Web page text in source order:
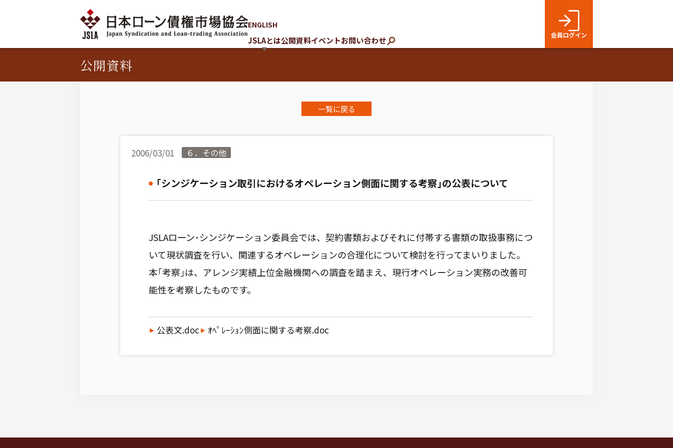
JSLAとは公開資料イベントお問い合わせ
ENGLISH
会員ログイン
公開資料
一覧に戻る
2006/03/01 ６．その他
｢シンジケーション取引におけるオペレーション側面に関する考察｣の公表について
JSLAローン･シンジケーション委員会では、契約書類およびそれに付帯する書類の取扱事務につ
いて現状調査を行い、関連するオペレーションの合理化について検討を行ってまいりました。
本｢考察｣は、アレンジ実績上位金融機関への調査を踏まえ、現行オペレーション実務の改善可
能性を考察したものです。
公表文.doc ｵﾍﾟﾚｰｼｮﾝ側面に関する考察.doc